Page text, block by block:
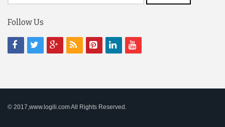
Follow Us
© 2017,www.logili.com All Rights Reserved.